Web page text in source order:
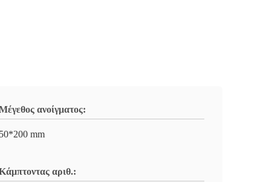
ανοίγματος:
50*200 mm
αριθ.: